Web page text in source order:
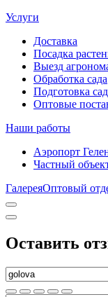
Услуги
Доставка
Посадка
Выезд
Обработка сада
Подготовка
Оптовые
Наши работы
Аэропорт
Частный
ГалереяОптовый
Оставить